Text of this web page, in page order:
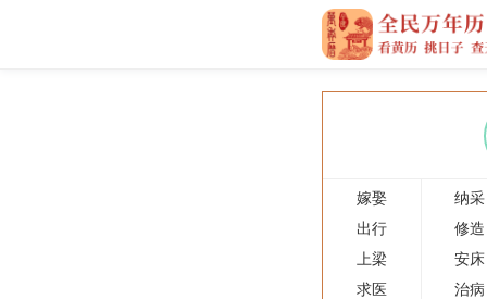
嫁娶
纳采
出行
修造
上梁
安床
求医
治病